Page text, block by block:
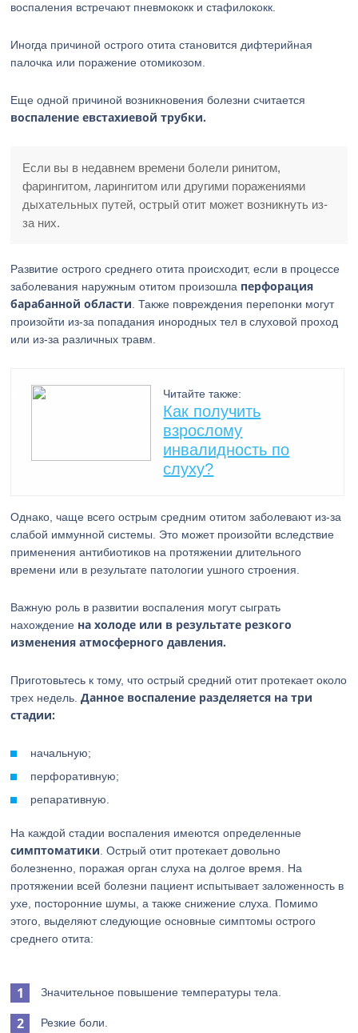
воспаления встречают пневмококк и стафилококк.
Иногда причиной острого отита становится дифтерийная
палочка или поражение отомикозом.
Еще одной причиной возникновения болезни считается
воспаление евстахиевой трубки.
Если вы в недавнем времени болели ринитом,
фарингитом, ларингитом или другими поражениями
дыхательных путей, острый отит может возникнуть из-
за них.
Развитие острого среднего отита происходит, если в процессе
заболевания наружным отитом произошла перфорация
барабанной области . Также повреждения перепонки могут
произойти из-за попадания инородных тел в слуховой проход
или из-за различных травм.
Читайте также:
Как получить
взрослому
инвалидность по
слуху?
Однако, чаще всего острым средним отитом заболевают из-за
слабой иммунной системы. Это может произойти вследствие
применения антибиотиков на протяжении длительного
времени или в результате патологии ушного строения.
Важную роль в развитии воспаления могут сыграть
нахождение на холоде или в результате резкого
изменения атмосферного давления.
Приготовьтесь к тому, что острый средний отит протекает около
трех недель.Данное воспаление разделяется на три
стадии:
начальную;
перфоративную;
репаративную.
На каждой стадии воспаления имеются определенные
симптоматики . Острый отит протекает довольно
болезненно, поражая орган слуха на долгое время. На
протяжении всей болезни пациент испытывает заложенность в
ухе, посторонние шумы, а также снижение слуха. Помимо
этого, выделяют следующие основные симптомы острого
среднего отита:
Значительное повышение температуры тела.
Резкие боли.